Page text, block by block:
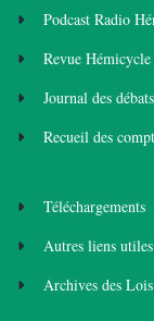
Podcast Radio
Revue Hémicycle
Journal des
Recueil des
Téléchargements
Autres liens utiles
Archives des Lois